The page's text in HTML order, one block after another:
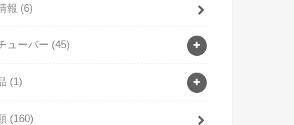
報 (6)
ューバー (45)
(1)
(160)